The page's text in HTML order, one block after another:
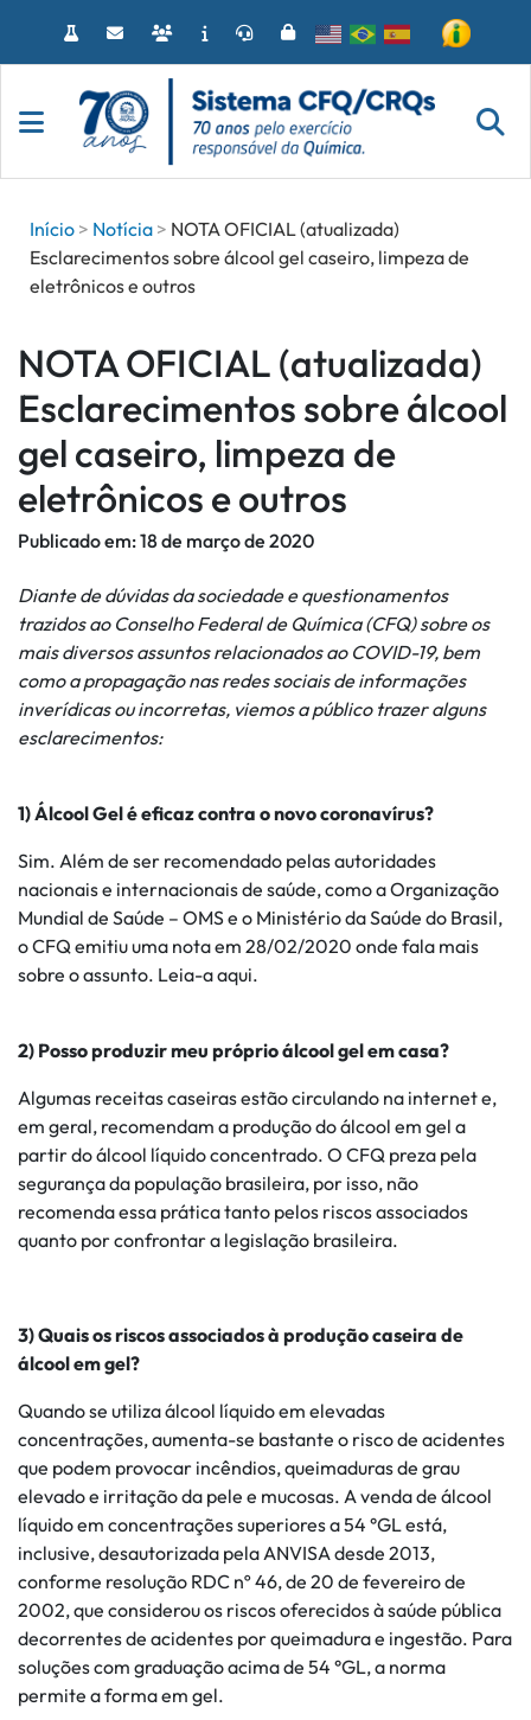
o
Início
Notícia
NOTA OFICIAL (atualizada)
Esclarecimentos sobre álcool gel caseiro, limpeza de
eletrônicos e outros
NOTA OFICIAL (atualizada)
Esclarecimentos sobre álcool
gel caseiro, limpeza de
eletrônicos e outros
Publicado em:18 de março de 2020
Diante de dúvidas da sociedade e questionamentos
trazidos ao Conselho Federal de Química (CFQ) sobre os
mais diversos assuntos relacionados ao COVID-19, bem
como a propagação nas redes sociais de informações
inverídicas ou incorretas, viemos a público trazer alguns
esclarecimentos:
1)Álcool Gel é eficaz contra o novo coronavírus?
Sim. Além de ser recomendado pelas autoridades
nacionais e internacionais de saúde, como a Organização
Mundial de Saúde – OMS e o Ministério da Saúde do Brasil,
o CFQ emitiu uma nota em 28/02/2020 onde fala mais
sobre o assunto. Leia-a aqui.
2) Posso produzir meu próprio álcool gel em casa?
Algumas receitas caseiras estão circulando na internet e,
em geral, recomendam a produção do álcool em gel a
partir do álcool líquido concentrado. O CFQ preza pela
segurança da população brasileira, por isso, não
recomenda essa prática tanto pelos riscos associados
quanto por confrontar a legislação brasileira.
3) Quais os riscos associados à produção caseira de
álcool em gel?
Quando se utiliza álcool líquido em elevadas
concentrações, aumenta-se bastante o risco de acidentes
que podem provocar incêndios, queimaduras de grau
elevado e irritação da pele e mucosas. A venda de álcool
líquido em concentrações superiores a 54 °GL está,
inclusive, desautorizada pela ANVISA desde 2013,
conforme resolução RDC nº 46, de 20 de fevereiro de
2002, que considerou os riscos oferecidos à saúde pública
decorrentes de acidentes por queimadura e ingestão. Para
soluções com graduação acima de 54 °GL, a norma
permite a forma em gel.